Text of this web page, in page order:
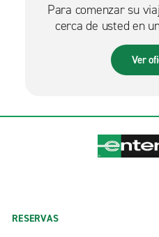
Para comenzar su
cerca de usted en
Ver
RESERVAS